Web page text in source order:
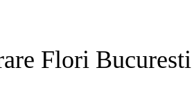
Flori Bucuresti